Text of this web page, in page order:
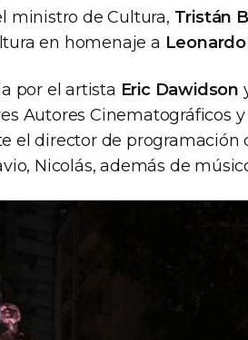
ministro de Cultura, Tristán
en homenaje a
por el artista Eric Dawidson
Autores Cinematográficos
el director de programación
Nicolás, además de